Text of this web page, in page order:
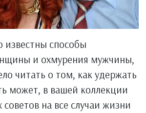
известны способы
и охмурения мужчины,
читать о том, как удержать
может, в вашей коллекции
на все случаи жизни